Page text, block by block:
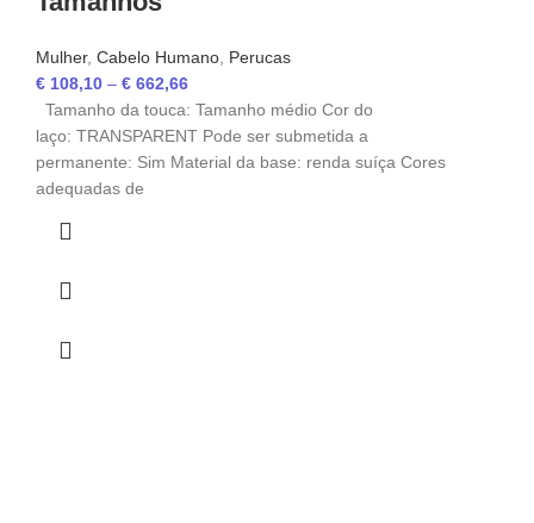
Mulher, Cabelo Humano, Perucas
€ 108,10 – € 662,66
Tamanho da touca: Tamanho médio Cor do
laço: TRANSPARENT Pode ser submetida a
permanente: Sim Material da base: renda suíça Cores
adequadas de